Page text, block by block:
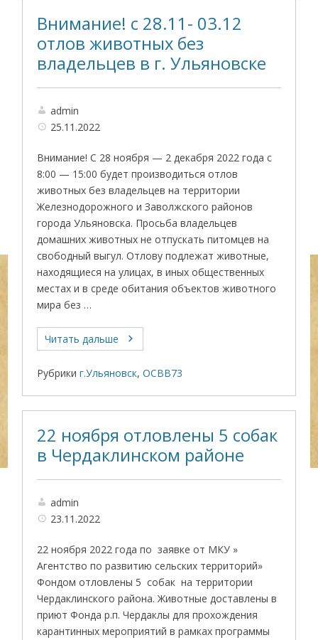
Внимание! с 28.11- 03.12
отлов животных без
владельцев в г. Ульяновске
admin
25.11.2022
Внимание! С 28 ноября — 2 декабря 2022 года с
8:00 — 15:00 будет производиться отлов
животных без владельцев на территории
Железнодорожного и Заволжского районов
города Ульяновска. Просьба владельцев
домашних животных не отпускать питомцев на
свободный выгул. Отлову подлежат животные,
находящиеся на улицах, в иных общественных
местах и в среде обитания объектов животного
мира без …
Читать дальше
Рубрики г.Ульяновск,ОСВВ73
22 ноября отловлены 5 собак
в Чердаклинском районе
admin
23.11.2022
22 ноября 2022 года по заявке от МКУ »
Агентство по развитию сельских территорий»
Фондом отловлены 5 собак на территории
Чердаклинского района. Животные доставлены в
приют Фонда р.п. Чердаклы для прохождения
карантинных мероприятий в рамках программы